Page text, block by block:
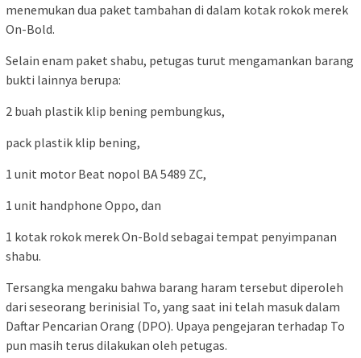
menemukan dua paket tambahan di dalam kotak rokok merek
On-Bold.
Selain enam paket shabu, petugas turut mengamankan barang
bukti lainnya berupa:
2 buah plastik klip bening pembungkus,
pack plastik klip bening,
1 unit motor Beat nopol BA 5489 ZC,
1 unit handphone Oppo, dan
1 kotak rokok merek On-Bold sebagai tempat penyimpanan
shabu.
Tersangka mengaku bahwa barang haram tersebut diperoleh
dari seseorang berinisial To, yang saat ini telah masuk dalam
Daftar Pencarian Orang (DPO). Upaya pengejaran terhadap To
pun masih terus dilakukan oleh petugas.